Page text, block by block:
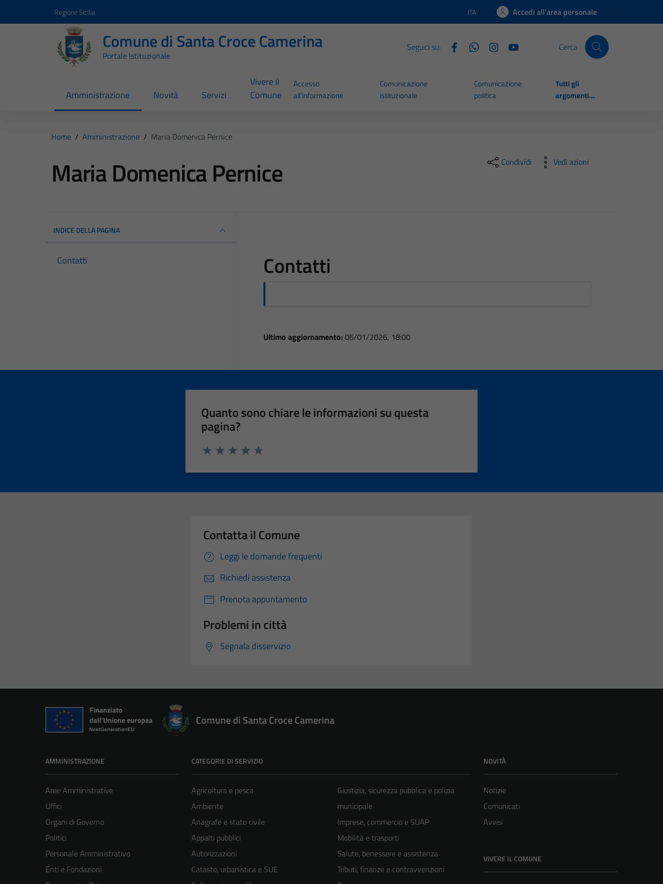
Regione Sicilia Lingua attiva:
ITA Accedi all'area personale
Comune di Santa Croce Camerina
Portale Istituzionale
Seguici su: Cerca
Amministrazione Novità Servizi
Vivere il
Comune
Accesso
all'informazione
Comunicazione
istituzionale
Comunicazione
politica
Tutti gli
argomenti...
Home / Amministrazione / Maria Domenica Pernice
Maria Domenica Pernice Condividi Vedi azioni
INDICE DELLA PAGINA
Contatti Contatti
Ultimo aggiornamento: 06/01/2026, 18:00
Quanto sono chiare le informazioni su questa
pagina?
Contatta il Comune
Leggi le domande frequenti
Richiedi assistenza
Prenota appuntamento
Problemi in città
Segnala disservizio
Comune di Santa Croce Camerina
AMMINISTRAZIONE
Aree Amministrative
Uffici
Organi di Governo
Politici
Personale Amministrativo
Enti e Fondazioni
CATEGORIE DI SERVIZIO
Agricoltura e pesca
Ambiente
Anagrafe e stato civile
Appalti pubblici
Autorizzazioni
Catasto, urbanistica e SUE
Giustizia, sicurezza pubblica e polizia
municipale
Imprese, commercio e SUAP
Mobilità e trasporti
Salute, benessere e assistenza
Tributi, finanze e contravvenzioni
NOVITÀ
Notizie
Comunicati
Avvisi
VIVERE IL COMUNE